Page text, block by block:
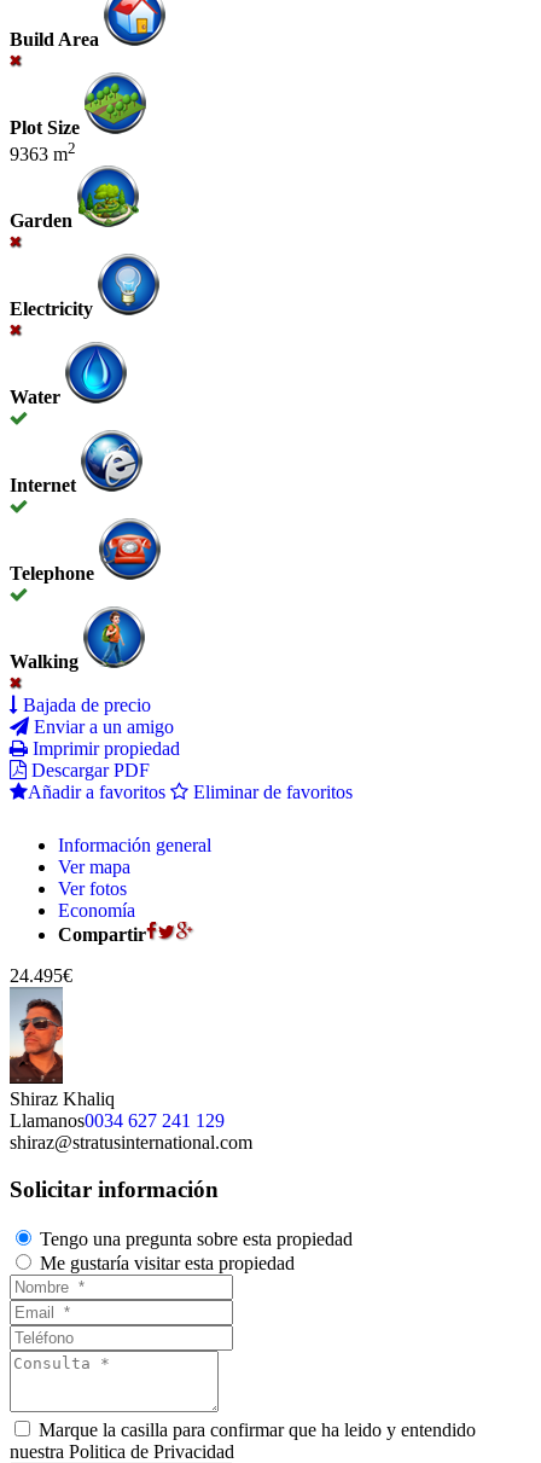
Build Area
Plot Size
9363 m2
Garden
Electricity
Water
Internet
Telephone
Walking
Bajada de precio
Enviar a un amigo
Imprimir propiedad
Descargar PDF
Añadir a favoritos
Eliminar de favoritos
Información general
Ver mapa
Ver fotos
Economía
Compartir
24.495€
Shiraz Khaliq
Llamanos0034 627 241 129
shiraz@stratusinternational.com
Solicitar información
Tengo una pregunta sobre esta propiedad
Me gustaría visitar esta propiedad
Marque la casilla para confirmar que ha leido y entendido
nuestra Politica de Privacidad